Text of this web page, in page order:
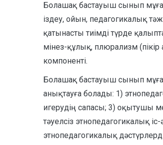
Болашақ бастауыш сынып
іздеу, ойын, педагогикалық
қатынасты тиімді түрде
мінез-құлық, плюрализм
компоненті.
Болашақ бастауыш сынып
анықтауға болады: 1)
игерудің сапасы; 3) оқытушы
тәуелсіз этнопедагогикалық
этнопедагогикалық